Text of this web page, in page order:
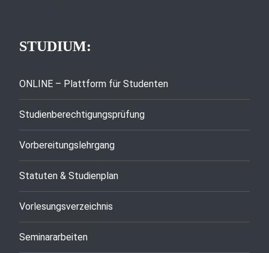
STUDIUM:
ONLINE – Plattform für Studenten
Studienberechtigungsprüfung
Vorbereitungslehrgang
Statuten & Studienplan
Vorlesungsverzeichnis
Seminararbeiten